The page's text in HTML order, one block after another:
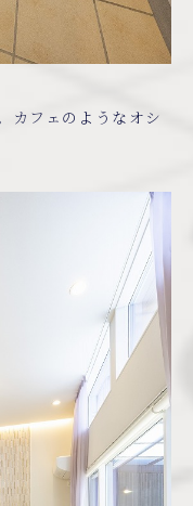
カフェのようなオシ